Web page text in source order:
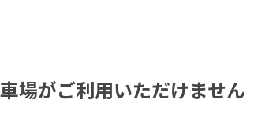
場がご利用いただけません